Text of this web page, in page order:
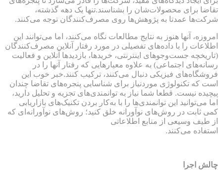
تقاضا برای محصولات‌شان را بشناسند.تنها یک دهه گذشته،
شرکت‌ها عمدتا به پژوهش‌ها روی مصرف‌کنندگان توجه می‌کنند.
امروزه، آنها هنوز به نتایج مطالعات نگاه می‌کنند، اما می‌توانند این
اطلاعات را با داده‌های تفصیلی در مورد رفتار آنلاین مصرف‌کنندگان
(تاریخچه جست‌وجوهای اینترنتی، خریدها، بازدید‌ها آنلاین و فعالیت
رسانه‌های اجتماعی) به علاوه معیارهایی که رفتار آنها را در
فروشگاه‌های فیزیکی دنبال می‌کنند، ترکیب کنند.خبر خوب این
است که تکنولوژی موردنیاز برای شناسایی پنجره‌های تقاضا چندان
پیچیده نیست. قطعا شما نیاز به توانمندی‌های تجزیه و تحلیل دارید،
اما می‌توانید این توانمندی‌ها را با به‌کار بردن تکنیک‌های بازاریابی
کمی ثابت در روش‌های نوآورانه خلق کنید؛ روش‌های نوآورانه‌ای که
از طیف وسیعی از منابع اطلاعاتی
استفاده می‌کنند.
چالش اجرا